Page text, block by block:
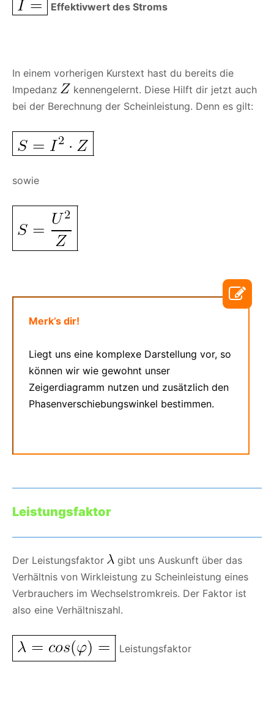
Effektivwert des Stroms
In einem vorherigen Kurstext hast du bereits die
Impedanz
kennengelernt. Diese Hilft dir jetzt auch
bei der Berechnung der Scheinleistung. Denn es gilt:
sowie
Merk’s dir!
Liegt uns eine komplexe Darstellung vor, so
können wir wie gewohnt unser
Zeigerdiagramm nutzen und zusätzlich den
Phasenverschiebungswinkel bestimmen.
Leistungsfaktor
Der Leistungsfaktor
gibt uns Auskunft über das
Verhältnis von Wirkleistung zu Scheinleistung eines
Verbrauchers im Wechselstromkreis. Der Faktor ist
also eine Verhältniszahl.
Leistungsfaktor